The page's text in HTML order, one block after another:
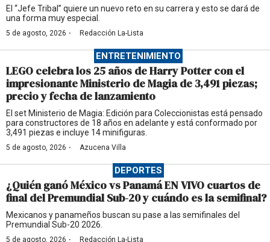
El “Jefe Tribal” quiere un nuevo reto en su carrera y esto se dará de
una forma muy especial.
5 de agosto, 2026 · Redacción La-Lista
ENTRETENIMIENTO
LEGO celebra los 25 años de Harry Potter con el
impresionante Ministerio de Magia de 3,491 piezas;
precio y fecha de lanzamiento
El set Ministerio de Magia: Edición para Coleccionistas está pensado
para constructores de 18 años en adelante y está conformado por
3,491 piezas e incluye 14 minifiguras.
5 de agosto, 2026 · Azucena Villa
DEPORTES
¿Quién ganó México vs Panamá EN VIVO cuartos de
final del Premundial Sub-20 y cuándo es la semifinal?
Mexicanos y panameños buscan su pase a las semifinales del
Premundial Sub-20 2026.
5 de agosto, 2026 Redacción La-Lista